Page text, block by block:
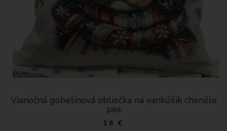
Vianočná gobelínová obliečka na vankúšik chenille
pes
16 €